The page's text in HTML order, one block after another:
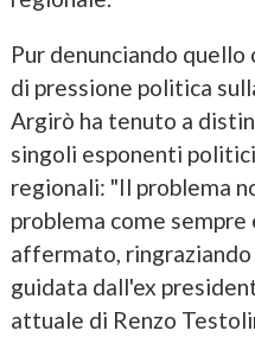
Pur denunciando quello
di pressione politica
Argirò ha tenuto a
singoli esponenti
regionali: "Il problema
problema come sempre
affermato,
guidata dall'ex
attuale di Renzo